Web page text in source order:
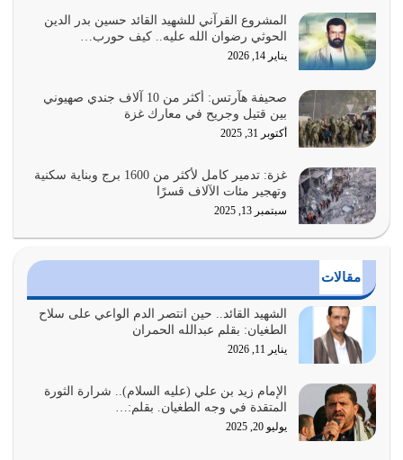
يوليو 27, 2026
عندما يكون عدوك هو عدو الله معناه أن تكون نقاط الضعف
فيه كثيرة وسينصرك الله عليه إذا…
يوليو 26, 2026
أراد الله لهذه الأمة ان تكون خير امة أخرجت للناس بالنهوض
بالأمر بالمعروف والنهي عن…
يوليو 25, 2026
الدين الذي شرعه الله لا يجوز أن يخضع لآرائنا وأهوائنا
أي أمة تتفرق في الدين وتتفرق في كيانها معناه أنها أصبحت
أمة عاجزة عن النهوض…
يوليو 23, 2026
بحبل الله جميعاً وليس كل…
يوليو 22, 2026
المشروع القرآني للشهيد القائد حسين بدر الدين
الحوثي رضوان الله عليه.. كيف حورب…
يناير 14, 2026
صحيفة هآرتس: أكثر من 10 آلاف جندي صهيوني
بين قتيل وجريح في معارك غزة
أكتوبر 31, 2025
غزة: تدمير كامل لأكثر من 1600 برج وبناية سكنية
وتهجير مئات الآلاف قسرًا
سبتمبر 13, 2025
مقالات
الشهيد القائد.. حين انتصر الدم الواعي على سلاح
الطغيان: بقلم عبدالله الحمران
يناير 11, 2026
الإمام زيد بن علي (عليه السلام).. شرارة الثورة
المتقدة في وجه الطغيان. بقلم:…
يوليو 20, 2025